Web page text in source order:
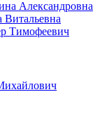
Александровна
Витальевна
Тимофеевич